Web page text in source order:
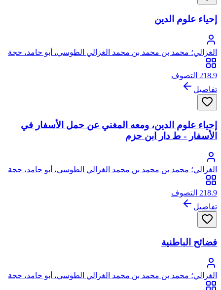
إحياء علوم الدين
الغزالي؛ محمد بن محمد بن محمد الغزالي الطوسي، أبو حامد، حجة
الإسلام
218.9 التصوف
تفاصيل
إحياء علوم الدين، ومعه المغني عن حمل الأسفار في
الأسفار - ط دار ابن حزم
الغزالي؛ محمد بن محمد بن محمد الغزالي الطوسي، أبو حامد، حجة
الإسلام
218.9 التصوف
تفاصيل
فضائح الباطنية
الغزالي؛ محمد بن محمد بن محمد الغزالي الطوسي، أبو حامد، حجة
الإسلام